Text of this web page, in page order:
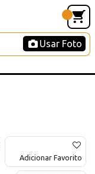
Usar Foto
Adicionar Favorito